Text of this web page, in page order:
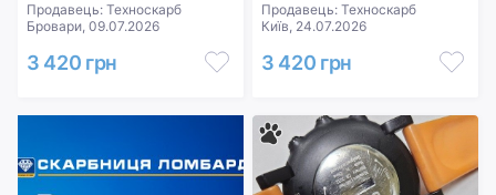
Продавець: Техноскарб
Бровари, 09.07.2026
3 420 грн
Продавець: Техноскарб
Київ, 24.07.2026
3 420 грн